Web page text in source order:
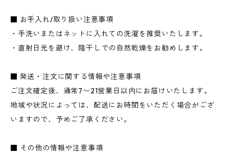
■ お手入れ/取り扱い注意事項
・手洗いまたはネットに入れての洗濯を推奨いたします。
・直射日光を避け、陰干しでの自然乾燥をお勧めします。
■ 発送・注文に関する情報や注意事項
ご注文確定後、通常7〜21営業日以内にお届けいたします。
地域や状況によっては、配送にお時間をいただく場合がござ
いますので、予めご了承ください。
■ その他の情報や注意事項